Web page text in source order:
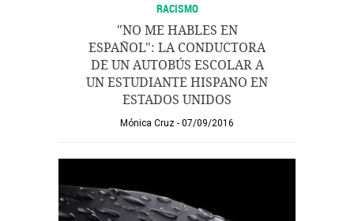
RACISMO
"NO ME HABLES EN
ESPAÑOL": LA CONDUCTORA
DE UN AUTOBÚS ESCOLAR A
UN ESTUDIANTE HISPANO EN
ESTADOS UNIDOS
Mónica Cruz 07/09/2016